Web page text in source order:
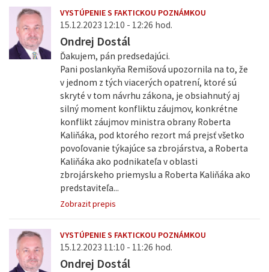
VYSTÚPENIE S FAKTICKOU POZNÁMKOU
15.12.2023 12:10 - 12:26 hod.
Ondrej Dostál
Ďakujem, pán predsedajúci.
Pani poslankyňa Remišová upozornila na to, že
v jednom z tých viacerých opatrení, ktoré sú
skryté v tom návrhu zákona, je obsiahnutý aj
silný moment konfliktu záujmov, konkrétne
konflikt záujmov ministra obrany Roberta
Kaliňáka, pod ktorého rezort má prejsť všetko
povoľovanie týkajúce sa zbrojárstva, a Roberta
Kaliňáka ako podnikateľa v oblasti
zbrojárskeho priemyslu a Roberta Kaliňáka ako
predstaviteľa...
Zobrazit prepis
VYSTÚPENIE S FAKTICKOU POZNÁMKOU
15.12.2023 11:10 - 11:26 hod.
Ondrej Dostál